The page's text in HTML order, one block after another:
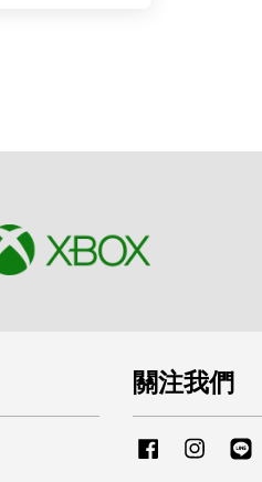
關注我們
Facebook Instagram